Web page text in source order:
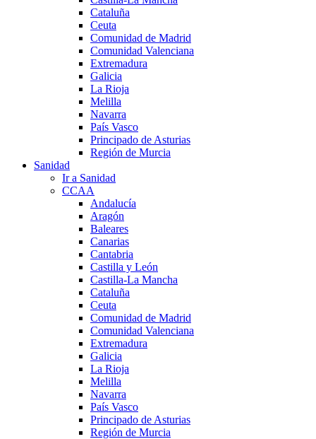
Cataluña
Ceuta
Comunidad de Madrid
Comunidad Valenciana
Extremadura
Galicia
La Rioja
Melilla
Navarra
País Vasco
Principado de Asturias
Región de Murcia
Sanidad
Ir a Sanidad
CCAA
Andalucía
Aragón
Baleares
Canarias
Cantabria
Castilla y León
Castilla-La Mancha
Cataluña
Ceuta
Comunidad de Madrid
Comunidad Valenciana
Extremadura
Galicia
La Rioja
Melilla
Navarra
País Vasco
Principado de Asturias
Región de Murcia